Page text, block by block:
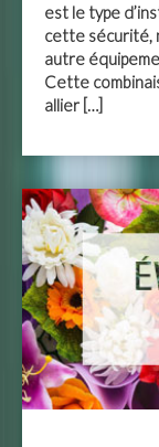
est le type
cette sécurité,
autre
Cette
allier […]